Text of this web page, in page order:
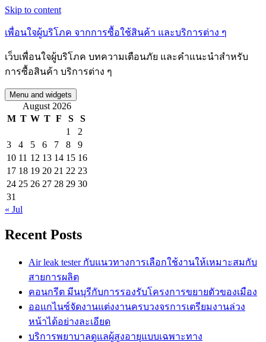
Skip to content
เพื่อนใจผู้บริโภค จากการซื้อใช้สินค้า และบริการต่าง ๆ
เว็บเพื่อนใจผู้บริโภค บทความเตือนภัย และคำแนะนำสำหรับ
การซื้อสินค้า บริการต่าง ๆ
Menu and widgets
August 2026
M T W T F S
S
1
2
3
4 5 6 7 8
9
10 11 12 13 14 15 16
17 18 19 20 21 22 23
24 25 26 27 28 29 30
31
« Jul
Recent Posts
Air leak tester กับแนวทางการเลือกใช้งานให้เหมาะสมกับ
สายการผลิต
คอนกรีต มีนบุรีกับการรองรับโครงการขยายตัวของเมือง
ออแกไนซ์จัดงานแต่งงานครบวงจรการเตรียมงานล่วง
หน้าได้อย่างละเอียด
บริการพยาบาลดูแลผู้สูงอายุแบบเฉพาะทาง